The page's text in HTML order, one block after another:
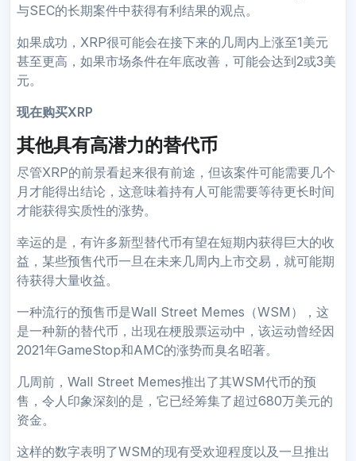
与SEC的长期案件中获得有利结果的观点。
如果成功，XRP很可能会在接下来的几周内上涨至1美元
甚至更高，如果市场条件在年底改善，可能会达到2或3美
元。
现在购买XRP
其他具有高潜力的替代币
尽管XRP的前景看起来很有前途，但该案件可能需要几个
月才能得出结论，这意味着持有人可能需要等待更长时间
才能获得实质性的涨势。
幸运的是，有许多新型替代币有望在短期内获得巨大的收
益，某些预售代币一旦在未来几周内上市交易，就可能期
待获得大量收益。
一种流行的预售币是Wall Street Memes（WSM），这
是一种新的替代币，出现在梗股票运动中，该运动曾经因
2021年GameStop和AMC的涨势而臭名昭著。
几周前，Wall Street Memes推出了其WSM代币的预
售，令人印象深刻的是，它已经筹集了超过680万美元的
资金。
这样的数字表明了WSM的现有受欢迎程度以及一旦推出